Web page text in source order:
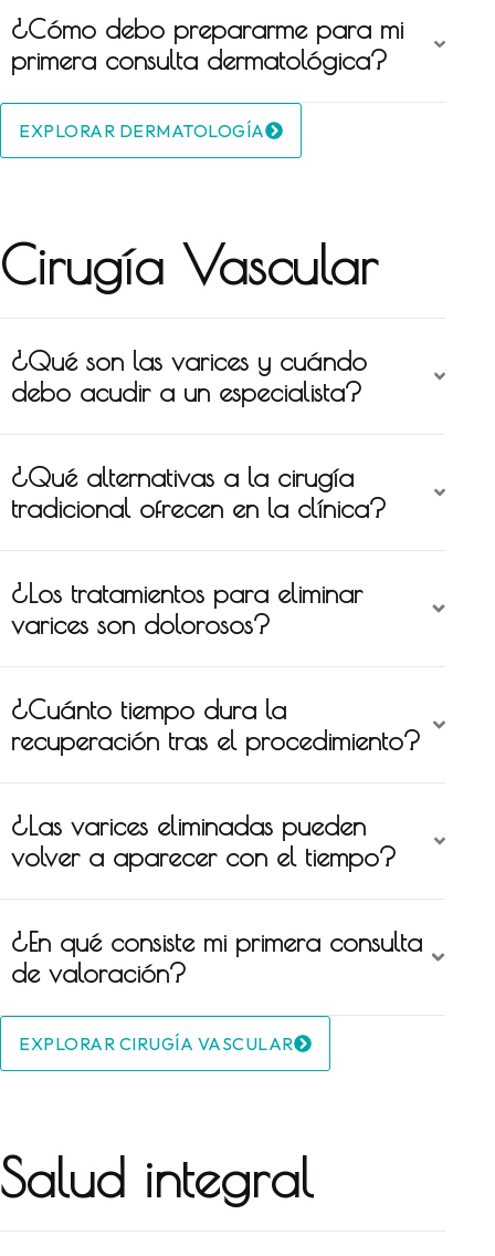
¿Cómo debo prepararme para mi
primera consulta dermatológica?
EXPLORAR DERMATOLOGÍA
Cirugía Vascular
¿Qué son las varices y cuándo
debo acudir a un especialista?
¿Qué alternativas a la cirugía
tradicional ofrecen en la clínica?
¿Los tratamientos para eliminar
varices son dolorosos?
¿Cuánto tiempo dura la
recuperación tras el procedimiento?
¿Las varices eliminadas pueden
volver a aparecer con el tiempo?
¿En qué consiste mi primera consulta
de valoración?
EXPLORAR CIRUGÍA VASCULAR
Salud integral